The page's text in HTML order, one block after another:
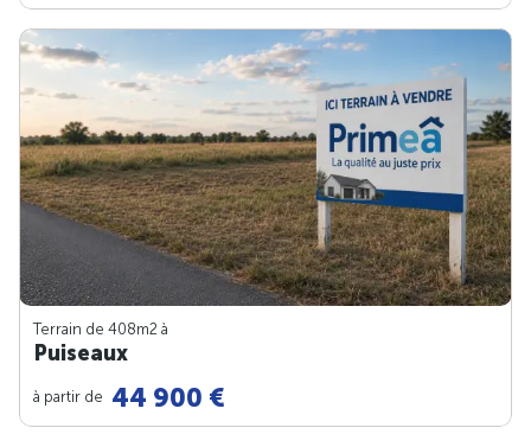
Terrain de 408m2 à
Puiseaux
à partir de 44 900 €